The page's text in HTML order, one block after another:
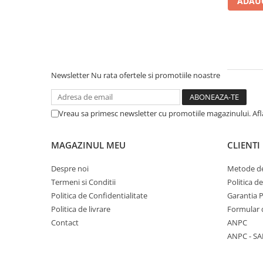
Senzatii/Dragoste
Senzatii/Erotic
Senzatii/Thriller
Teens Book Club
Newsletter Nu rata ofertele si promotiile noastre
Vreau sa primesc newsletter cu promotiile magazinului.
MAGAZINUL MEU
Despre noi
Termeni si Conditii
Politica de Confidentialitate
Politica de livrare
Contact
CLIENTI
Metode
Politica
Garantia
Formular
ANPC
ANPC -